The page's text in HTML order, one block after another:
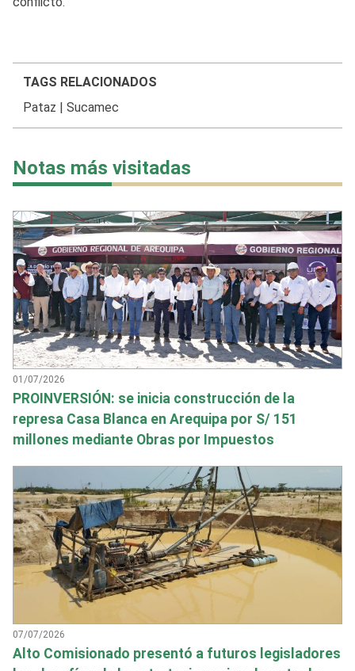
TAGS RELACIONADOS
Pataz
Sucamec
Notas más visitadas
01/07/2026
PROINVERSIÓN: se inicia construcción de la
represa Casa Blanca en Arequipa por S/ 151
millones mediante Obras por Impuestos
07/07/2026
Alto Comisionado presentó a futuros legisladores